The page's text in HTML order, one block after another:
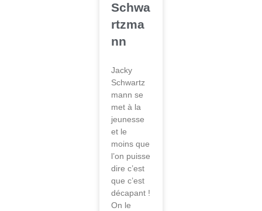
Schwa
rtzma
nn
Jacky
Schwartz
mann se
met à la
jeunesse
et le
moins que
l’on puisse
dire c’est
que c’est
décapant !
On le